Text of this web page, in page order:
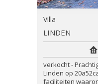
Villa
LINDEN
verkocht -
Linden op
faciliteiten